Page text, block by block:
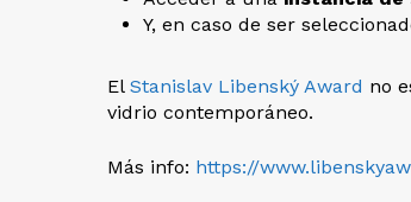
Y, en caso de ser
ElStanislav Libenský Award no
vidrio contemporáneo.
Más info: https://